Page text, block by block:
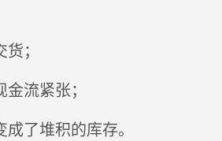
；
流紧张；
了堆积的库存。